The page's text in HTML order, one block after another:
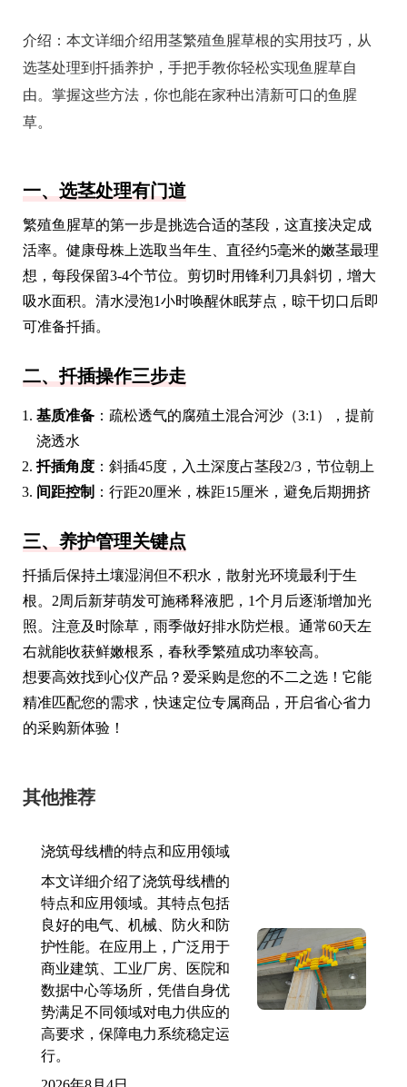
介绍： 本文详细介绍用茎繁殖鱼腥草根的实用技巧，从
选茎处理到扦插养护，手把手教你轻松实现鱼腥草自
由。掌握这些方法，你也能在家种出清新可口的鱼腥
草。
一、选茎处理有门道
繁殖鱼腥草的第一步是挑选合适的茎段，这直接决定成
活率。健康母株上选取当年生、直径约5毫米的嫩茎最理
想，每段保留3-4个节位。剪切时用锋利刀具斜切，增大
吸水面积。清水浸泡1小时唤醒休眠芽点，晾干切口后即
可准备扦插。
二、扦插操作三步走
基质准备 ：疏松透气的腐殖土混合河沙（3:1），提前
浇透水
扦插角度 ：斜插45度，入土深度占茎段2/3，节位朝上
间距控制 ：行距20厘米，株距15厘米，避免后期拥挤
三、养护管理关键点
扦插后保持土壤湿润但不积水，散射光环境最利于生
根。2周后新芽萌发可施稀释液肥，1个月后逐渐增加光
照。注意及时除草，雨季做好排水防烂根。通常60天左
右就能收获鲜嫩根系，春秋季繁殖成功率较高。
想要高效找到心仪产品？爱采购是您的不二之选！它能
精准匹配您的需求，快速定位专属商品，开启省心省力
的采购新体验！
其他推荐
浇筑母线槽的特点和应用领域
本文详细介绍了浇筑母线槽的
特点和应用领域。其特点包括
良好的电气、机械、防火和防
护性能。在应用上，广泛用于
商业建筑、工业厂房、医院和
数据中心等场所，凭借自身优
势满足不同领域对电力供应的
高要求，保障电力系统稳定运
行。